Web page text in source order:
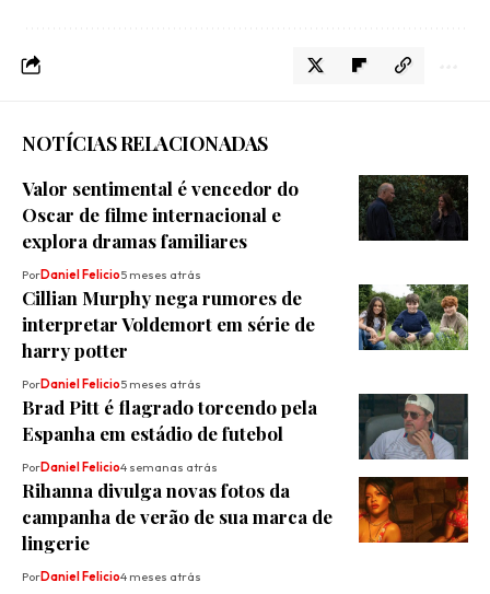
NOTÍCIAS RELACIONADAS
Valor sentimental é vencedor do
Oscar de filme internacional e
explora dramas familiares
PorDaniel Felicio5 meses atrás
Cillian Murphy nega rumores de
interpretar Voldemort em série de
harry potter
PorDaniel Felicio5 meses atrás
Brad Pitt é flagrado torcendo pela
Espanha em estádio de futebol
PorDaniel Felicio4 semanas atrás
Rihanna divulga novas fotos da
campanha de verão de sua marca de
lingerie
PorDaniel Felicio4 meses atrás